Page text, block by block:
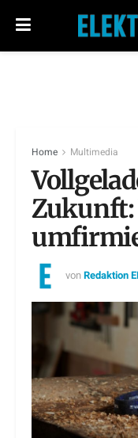
Home Multimedia
Zukunft:
vonRedaktion